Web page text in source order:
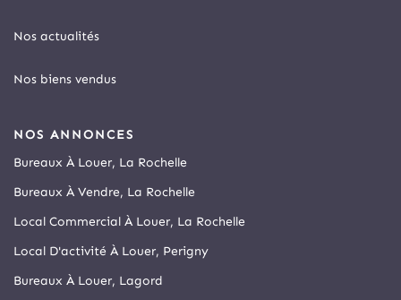
Nos actualités
Nos biens vendus
NOS ANNONCES
Bureaux À Louer, La Rochelle
Bureaux À Vendre, La Rochelle
Local Commercial À Louer, La Rochelle
Local D'activité À Louer, Perigny
Bureaux À Louer, Lagord